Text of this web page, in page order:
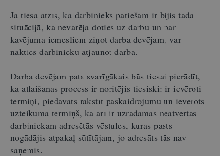
Ja tiesa atzīs, ka darbinieks patiešām ir bijis tādā
situācijā, ka nevarēja doties uz darbu un par
kavējuma iemesliem ziņot darba devējam, var
nākties darbinieku atjaunot darbā.
Darba devējam pats svarīgākais būs tiesai pierādīt,
ka atlaišanas process ir noritējis tiesiski: ir ievēroti
termiņi, piedāvāts rakstīt paskaidrojumu un ievērots
uzteikuma termiņš, kā arī ir uzrādāmas neatvērtas
darbiniekam adresētās vēstules, kuras pasts
nogādājis atpakaļ sūtītājam, jo adresāts tās nav
saņēmis.